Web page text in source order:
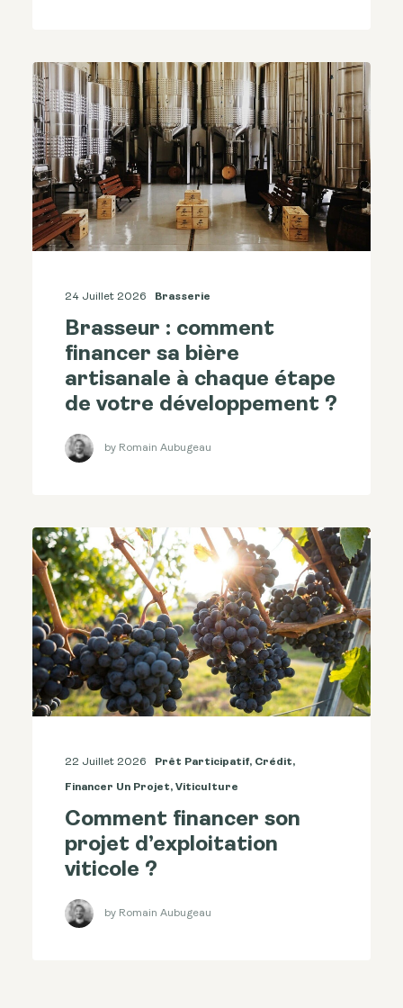
24 Juillet 2026 Brasserie
Brasseur : comment
financer sa bière
artisanale à chaque étape
de votre développement ?
by Romain Aubugeau
22 Juillet 2026 Prêt Participatif, Crédit,
Financer Un Projet, Viticulture
Comment financer son
projet d’exploitation
viticole ?
by Romain Aubugeau